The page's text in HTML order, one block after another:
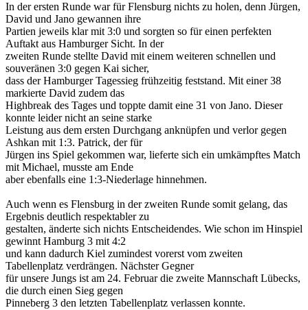
In der ersten Runde war für Flensburg nichts zu holen, denn Jürgen,
David und Jano gewannen ihre
Partien jeweils klar mit 3:0 und sorgten so für einen perfekten
Auftakt aus Hamburger Sicht. In der
zweiten Runde stellte David mit einem weiteren schnellen und
souveränen 3:0 gegen Kai sicher,
dass der Hamburger Tagessieg frühzeitig feststand. Mit einer 38
markierte David zudem das
Highbreak des Tages und toppte damit eine 31 von Jano. Dieser
konnte leider nicht an seine starke
Leistung aus dem ersten Durchgang anknüpfen und verlor gegen
Ashkan mit 1:3. Patrick, der für
Jürgen ins Spiel gekommen war, lieferte sich ein umkämpftes Match
mit Michael, musste am Ende
aber ebenfalls eine 1:3-Niederlage hinnehmen.
Auch wenn es Flensburg in der zweiten Runde somit gelang, das
Ergebnis deutlich respektabler zu
gestalten, änderte sich nichts Entscheidendes. Wie schon im Hinspiel
gewinnt Hamburg 3 mit 4:2
und kann dadurch Kiel zumindest vorerst vom zweiten
Tabellenplatz verdrängen. Nächster Gegner
für unsere Jungs ist am 24. Februar die zweite Mannschaft Lübecks,
die durch einen Sieg gegen
Pinneberg 3 den letzten Tabellenplatz verlassen konnte.